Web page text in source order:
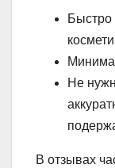
Не
В отзывах